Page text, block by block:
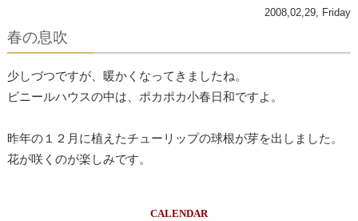
2008,02,29, Friday
春の息吹
少しづつですが、暖かくなってきましたね。
ビニールハウスの中は、ポカポカ小春日和ですよ。
昨年の１２月に植えたチューリップの球根が芽を出しました。
花が咲くのが楽しみです。
CALENDAR